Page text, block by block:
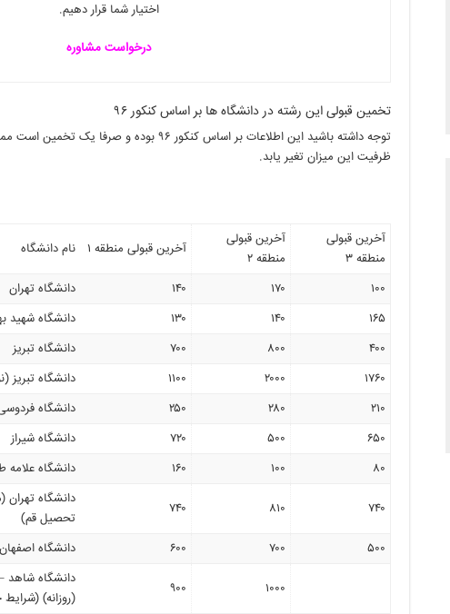
اختیار شما قرار دهیم.
درخواست مشاوره
تخمین قبولی این رشته در دانشگاه ها بر اساس کنکور ۹۶
توجه داشته باشید این اطلاعات بر اساس کنکور ۹۶
ظرفیت این میزان تغیر یابد.
آخرین قبولی
منطقه ۳
آخرین قبولی
منطقه ۲
آخرین قبولی منطقه ۱ نام دانشگاه
۱۰۰ ۱۷۰ ۱۴۰
دانشگاه تهران
۱۶۵
۱۴۰ ۱۳۰
دانشگاه شهید
۴۰۰
۸۰۰ ۷۰۰
دانشگاه تبریز
۱۷۶۰
۲۰۰۰ ۱۱۰۰
دانشگاه تبریز
۲۱۰
۲۸۰ ۲۵۰
دانشگاه
۶۵۰
۵۰۰ ۷۲۰
دانشگاه شیراز
۸۰
۱۰۰ ۱۶۰ دانشگاه علامه
۷۴۰ ۸۱۰ ۷۴۰
دانشگاه
تحصیل قم)
۵۰۰
۷۰۰ ۶۰۰ دانشگاه اصفهان
۱۰۰۰ ۹۰۰
دانشگاه شاهد
(روزانه)